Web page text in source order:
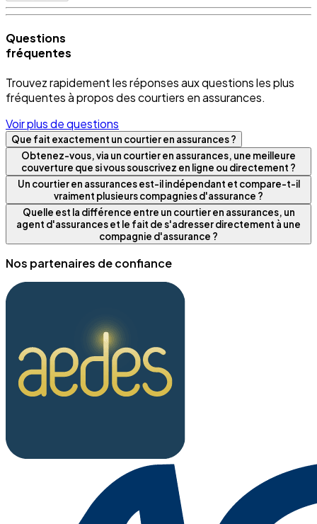
Questions
fréquentes
Trouvez rapidement les réponses aux questions les plus
fréquentes à propos des courtiers en assurances.
Voir plus de questions
Que fait exactement un courtier en assurances ?
Obtenez-vous, via un courtier en assurances, une meilleure
couverture que si vous souscrivez en ligne ou directement ?
Un courtier en assurances est-il indépendant et compare-t-il
vraiment plusieurs compagnies d'assurance ?
Quelle est la différence entre un courtier en assurances, un
agent d'assurances et le fait de s'adresser directement à une
compagnie d'assurance ?
Nos partenaires de confiance